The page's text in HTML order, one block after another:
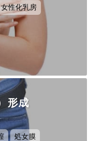
女性化乳房
形成
処女膜